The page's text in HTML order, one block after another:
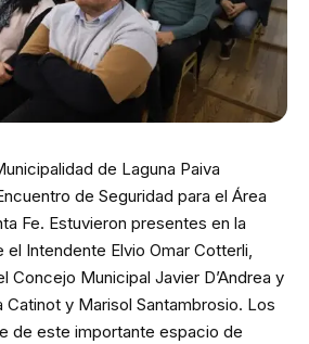
de Laguna Paiva
de Seguridad para el Área
Fe. Estuvieron presentes en la
Intendente Elvio Omar Cotterli,
Concejo Municipal Javier D’Andrea y
Catinot y Marisol Santambrosio. Los
de este importante espacio de